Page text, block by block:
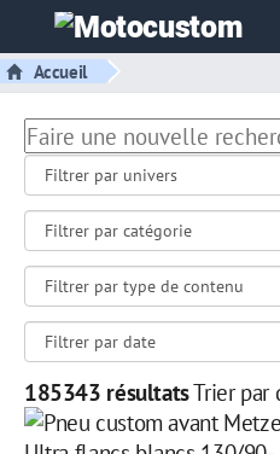
Accueil
185343 résultatsTrier par